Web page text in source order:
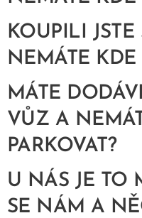
KOUPILI
NEMÁTE KDE
MÁTE
VŮZ A
PARKOVAT?
U NÁS JE TO
SE NÁM A